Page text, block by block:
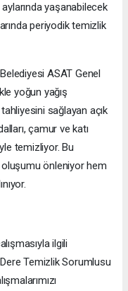
yaşanabilecek
periyodik temizlik
ASAT Genel
yoğun yağış
sağlayan açık
çamur ve katı
temizliyor. Bu
önleniyor hem
ilgili
Temizlik Sorumlusu